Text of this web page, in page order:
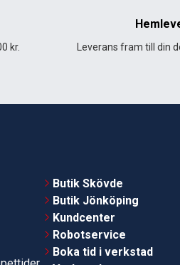
kr. Leverans fram till din
Butik Skövde
Butik Jönköping
Kundcenter
Robotservice
Boka tid i verkstad